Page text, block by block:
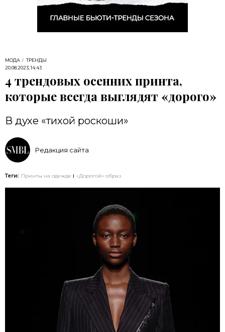
МОДА
ТРЕНДЫ
20.08.2023, 14:43
4 трендовых осенних принта,
которые всегда выглядят «дорого»
В духе «тихой роскоши»
Редакция сайта
Теги: Принты на одежде «Дорогой» образ